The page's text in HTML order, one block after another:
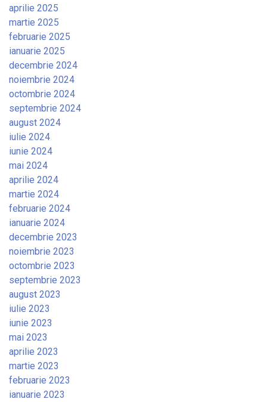
aprilie 2025
martie 2025
februarie 2025
ianuarie 2025
decembrie 2024
noiembrie 2024
octombrie 2024
septembrie 2024
august 2024
iulie 2024
iunie 2024
mai 2024
aprilie 2024
martie 2024
februarie 2024
ianuarie 2024
decembrie 2023
noiembrie 2023
octombrie 2023
septembrie 2023
august 2023
iulie 2023
iunie 2023
mai 2023
aprilie 2023
martie 2023
februarie 2023
ianuarie 2023